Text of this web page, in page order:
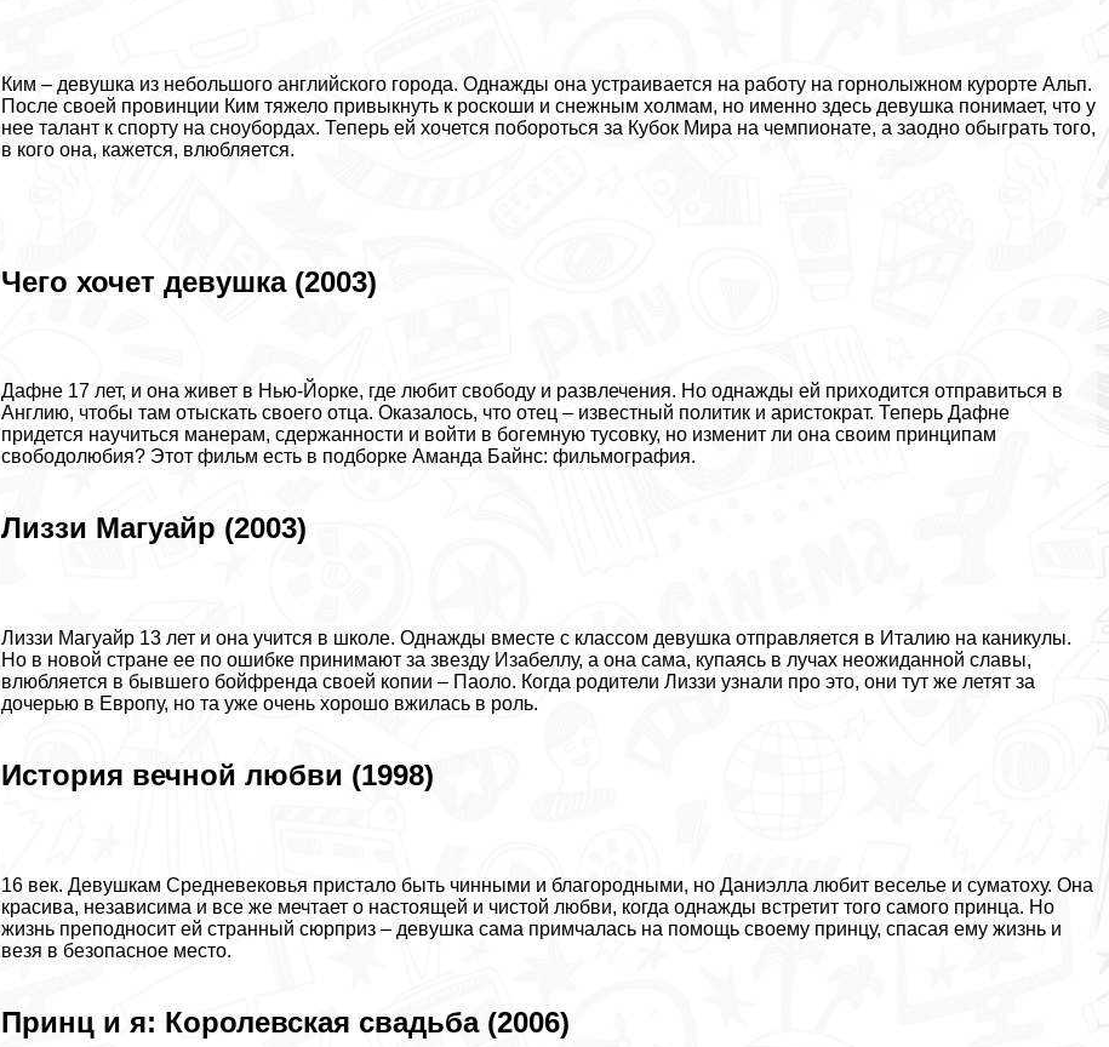
Ким – дeвyшка из небольшого английского города. Однажды она устраивается на работу на горнолыжном курорте Альп.
После своей провинции Ким тяжело привыкнуть к роскоши и снежным холмам, но именно здесь дeвyшка понимает, что у
нее талант к спорту на сноубордах. Теперь ей хочется побороться за Кубок Мира на чемпионате, а заодно обыграть того,
в кого она, кажется, влюбляется.
Чего хочет дeвyшка (2003)
Дафне 17 лет, и она живет в Нью-Йорке, где любит свободу и развлечения. Но однажды ей приходится отправиться в
Англию, чтобы там отыскать своего отца. Оказалось, что отец – известный политик и аристократ. Теперь Дафне
придется научиться манерам, сдержанности и войти в богемную тусовку, но изменит ли она своим принципам
свободолюбия? Этот фильм есть в подборкеАмaнда Байнс: фильмография.
Лиззи Магуайр (2003)
Лиззи Магуайр 13 лет и она учится в школе. Однажды вместе с классом дeвyшка отправляется в Италию на каникулы.
Но в новой стране ее по ошибке принимают за звезду Изабеллу, а она сама, купаясь в лучах неожиданной славы,
влюбляется в бывшего бойфренда своей копии – Паоло. Когда родители Лиззи узнали про это, они тут же летят за
дочерью в Европу, но та уже очень хорошо вжилась в роль.
История вечной любви (1998)
16 век. Дeвyшкам Средневековья пристало быть чинными и благородными, но Даниэлла любит веселье и суматоху. Она
красива, независима и все же мечтает о настоящей и чистой любви, когда однажды встретит того самого принца. Но
жизнь преподносит ей странный сюрприз – дeвyшка сама примчалась на помощь своему принцу, спасая ему жизнь и
везя в безопасное место.
Принц и я: Королевская свадьба (2006)